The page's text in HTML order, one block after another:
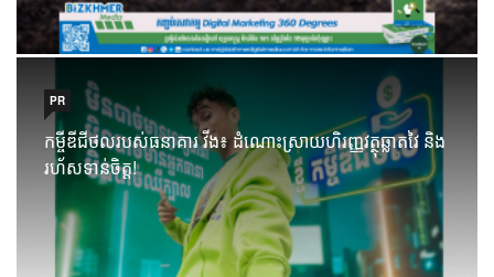
PR
កម្ចីឌីជីថលរបស់ធនាគារ វីង៖ ដំណោះស្រាយហិរញ្ញវត្ថុឆ្លាតវៃ និង
រហ័សទាន់ចិត្ត!